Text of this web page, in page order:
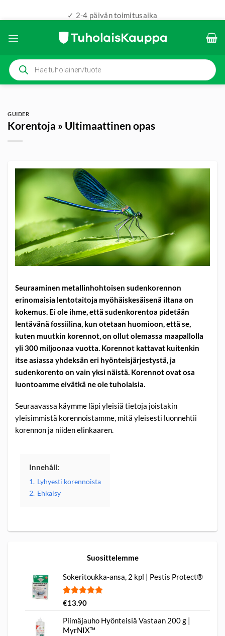
Products
search
GUIDER
Korentoja » Ultimaattinen opas
Seuraaminen metallinhohtoisen sudenkorennon
erinomaisia lentotaitoja myöhäiskesäisenä iltana on
kokemus. Ei ole ihme, että sudenkorentoa pidetään
lentävänä fossiilina, kun otetaan huomioon, että se,
kuten muutkin korennot, on ollut olemassa maapallolla
yli 300 miljoonaa vuotta. Korennot kattavat kuitenkin
itse asiassa yhdeksän eri hyönteisjärjestystä, ja
sudenkorento on vain yksi näistä. Korennot ovat osa
luontoamme eivätkä ne ole tuholaisia.
Seuraavassa käymme läpi yleisiä tietoja joistakin
yleisimmistä korennoistamme, mitä yleisesti luonnehtii
korennon ja niiden elinkaaren.
Innehåll:
1. Lyhyesti korennoista
2. Ehkäisy
Suosittelemme
Sokeritoukka-ansa, 2 kpl | Pestis Protect®
Arvio5.00
perustuen
1
asiakkaan
arvotukseen.
€13.90
Piimäjauho Hyönteisiä Vastaan 200 g |
MyrNIX™
✓ 2-4 päivän toimitusaika